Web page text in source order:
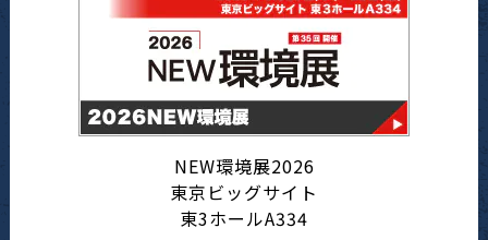
NEW環境展2026
東京ビッグサイト
東3ホールA334